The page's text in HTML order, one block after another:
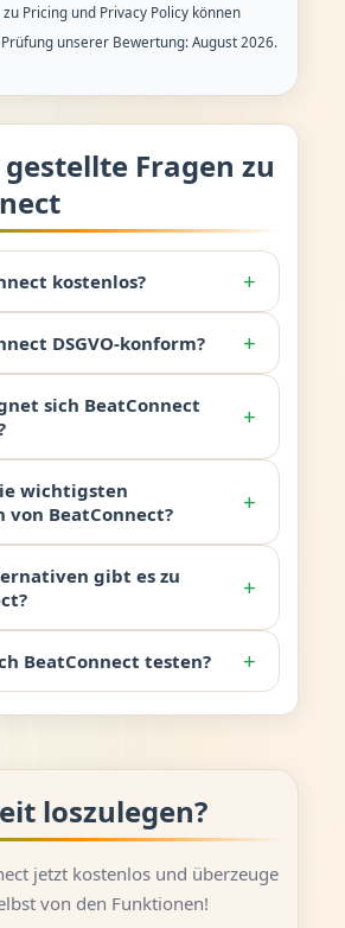
Pricing und Privacy Policy können
unserer Bewertung: August 2026.
gestellte Fragen zu
kostenlos? +
DSGVO-konform? +
sich BeatConnect
+
wichtigsten
von BeatConnect?
+
gibt es zu
+
BeatConnect testen? +
loszulegen?
jetzt kostenlos und überzeuge
von den Funktionen!